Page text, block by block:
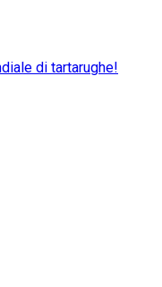
di tartarughe!